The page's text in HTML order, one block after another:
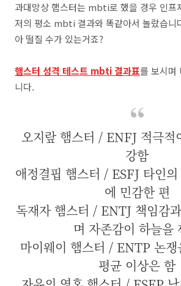
과대망상 햄스터는 mbti로 했을 경우 인프
저의 평소 mbti 결과와 똑같아서 놀랐습니
아 떨질 수가 있는거죠?
햄스터 성격 테스트 mbti 결과표를 보시며
니다.
오지랖 햄스터 / ENFJ 적극적
강함
애정결핍 햄스터 / ESFJ 타인
에 민감한 편
독재자 햄스터 / ENTJ 책임감
며 자존감이 하늘을
마이웨이 햄스터 / ENTP 논쟁
평균 이상은 함